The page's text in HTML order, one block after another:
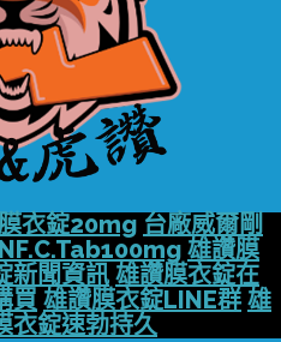
衣錠20mg 台廠威爾剛
雄讚膜
新聞資訊 雄讚膜衣錠在
買 雄讚膜衣錠LINE群 雄
衣錠速勃持久